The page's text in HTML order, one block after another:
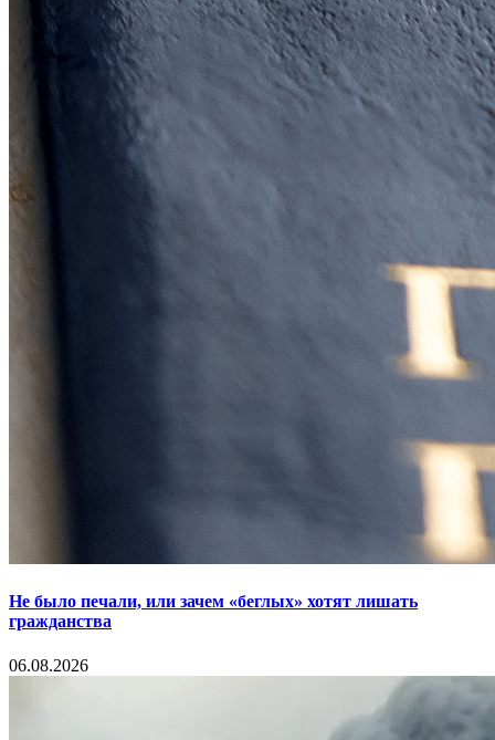
Не было печали, или зачем «беглых» хотят лишать
гражданства
06.08.2026